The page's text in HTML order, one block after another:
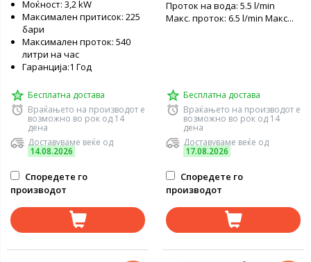
Моќност: 3,2 kW
Максимален притисок: 225
бари
Максимален проток: 540
литри на час
Гаранција:1 Год
Бесплатна достава
Враќањето на производот е
возможно во рок од 14
дена
Доставуваме веќе од
14.08.2026
Споредете го
производот
Проток на вода: 5.5 l/min
Макс. проток: 6.5 l/min Макс...
Бесплатна достава
Враќањето на производот е
возможно во рок од 14
дена
Доставуваме веќе од
17.08.2026
Споредете го
производот